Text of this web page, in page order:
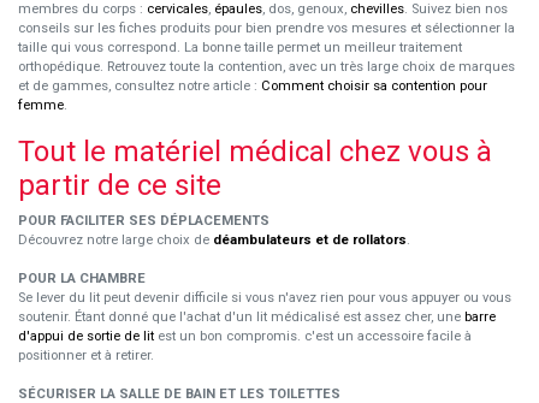
membres du corps : cervicales, épaules, dos, genoux, chevilles. Suivez bien nos
conseils sur les fiches produits pour bien prendre vos mesures et sélectionner la
taille qui vous correspond. La bonne taille permet un meilleur traitement
orthopédique. Retrouvez toute la contention, avec un très large choix de marques
et de gammes, consultez notre article : Comment choisir sa contention pour
femme.
Tout le matériel médical chez vous à
partir de ce site
POUR FACILITER SES DÉPLACEMENTS
Découvrez notre large choix de déambulateurs et de rollators.
POUR LA CHAMBRE
Se lever du lit peut devenir difficile si vous n'avez rien pour vous appuyer ou vous
soutenir. Étant donné que l'achat d'un lit médicalisé est assez cher, une barre
d'appui de sortie de lit est un bon compromis. c'est un accessoire facile à
positionner et à retirer.
SÉCURISER LA SALLE DE BAIN ET LES TOILETTES